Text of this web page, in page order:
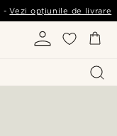
-Vezi opțiunile de livrare